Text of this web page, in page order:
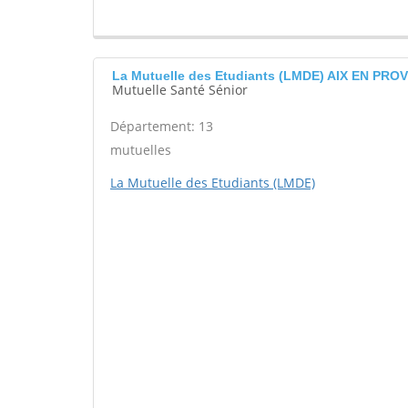
La Mutuelle des Etudiants (LMDE) AIX EN
Mutuelle Santé Sénior
Département: 13
mutuelles
La Mutuelle des Etudiants (LMDE)